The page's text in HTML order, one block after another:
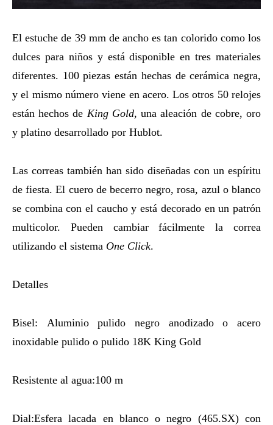
El estuche de 39 mm de ancho es tan colorido como los
dulces para niños y está disponible en tres materiales
diferentes. 100 piezas están hechas de cerámica negra,
y el mismo número viene en acero. Los otros 50 relojes
están hechos de King Gold, una aleación de cobre, oro
y platino desarrollado por Hublot.
Las correas también han sido diseñadas con un espíritu
de fiesta. El cuero de becerro negro, rosa, azul o blanco
se combina con el caucho y está decorado en un patrón
multicolor. Pueden cambiar fácilmente la correa
utilizando el sistema One Click.
Detalles
Bisel: Aluminio pulido negro anodizado o acero
inoxidable pulido o pulido 18K King Gold
Resistente al agua:100 m
Dial:Esfera lacada en blanco o negro (465.SX) con